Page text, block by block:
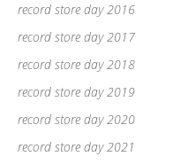
record store day 2016
record store day 2017
record store day 2018
record store day 2019
record store day 2020
record store day 2021